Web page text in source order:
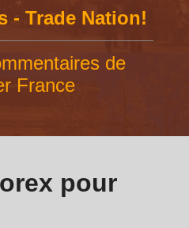
- Trade Nation!
de
France
pour